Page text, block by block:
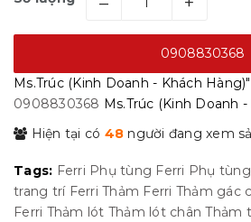
0908830368
Ms.Trúc (Kinh Doanh - Khách
0908830368 Ms.Trúc (Kinh Doanh
Hiện tại có 48 người đang xem
Tags: Ferri Phụ tùng Ferri Phụ
trang trí Ferri Thảm Ferri Thảm gác
Ferri Thảm lót Thảm lót chân Thảm